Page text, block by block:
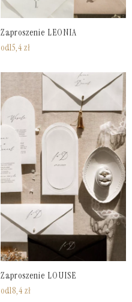
Zaproszenie LEONIA
od15,4 zł
Zaproszenie LOUISE
od18,4 zł